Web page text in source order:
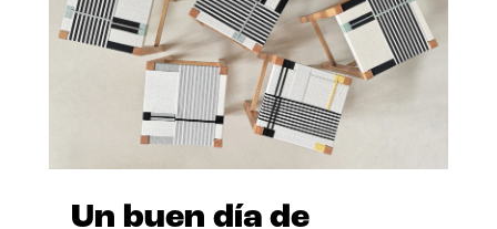
Un buen día de